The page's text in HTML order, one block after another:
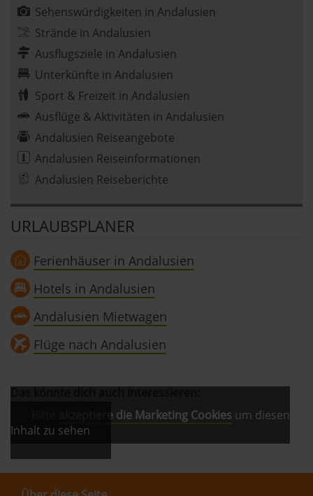
Sehenswürdigkeiten in Andalusien
Strände in Andalusien
Ausflugsziele in Andalusien
Unterkünfte in Andalusien
Sport & Freizeit in Andalusien
Ausflüge & Aktivitäten in Andalusien
Andalusien Reiseangebote
Andalusien Reiseinformationen
Andalusien Reiseberichte
URLAUBSPLANER
Ferienhäuser in Andalusien
Hotels in Andalusien
Andalusien Mietwagen
Flüge nach Andalusien
akzeptiere die Marketing Cookies um diesen
Inhalt zu sehen